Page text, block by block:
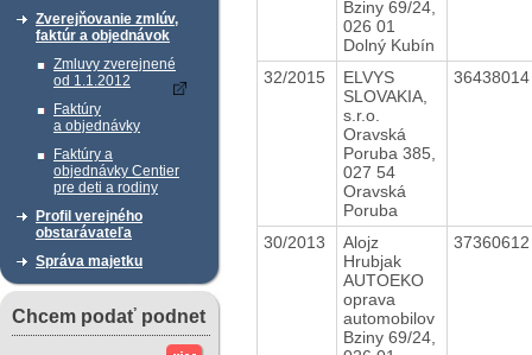
Zverejňovanie zmlúv,
faktúr a objednávok
Zmluvy zverejnené
od 1.1.2012
Faktúry
a objednávky
Faktúry a
objednávky Centier
pre deti a rodiny
Profil verejného
obstarávateľa
Správa majetku
Chcem podať podnet
Bziny 69/24,
026 01
Dolný Kubín
32/2015
ELVYS
SLOVAKIA,
s.r.o.
Oravská
Poruba 385,
027 54
Oravská
Poruba
30/2013
Alojz
Hrubjak
AUTOEKO
oprava
automobilov
Bziny 69/24,